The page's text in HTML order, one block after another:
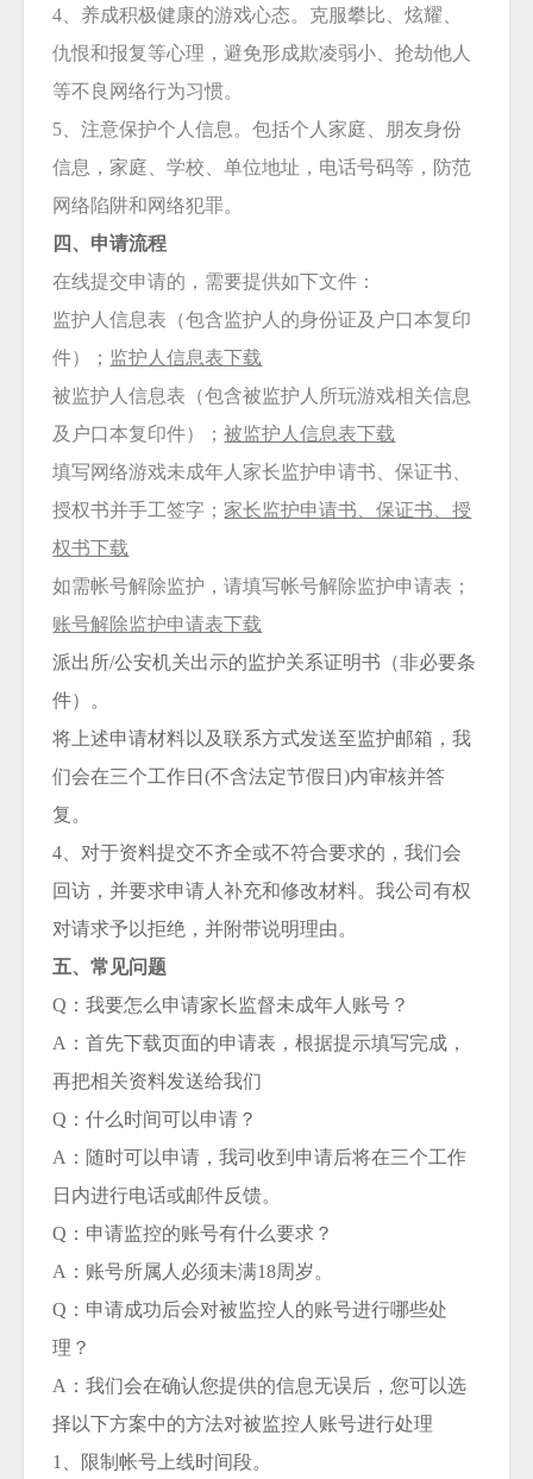
4、养成积极健康的游戏心态。克服攀比、炫耀、
仇恨和报复等心理，避免形成欺凌弱小、抢劫他人
等不良网络行为习惯。
5、注意保护个人信息。包括个人家庭、朋友身份
信息，家庭、学校、单位地址，电话号码等，防范
网络陷阱和网络犯罪。
四、申请流程
在线提交申请的，需要提供如下文件：
监护人信息表（包含监护人的身份证及户口本复印
件）； 监护人信息表下载
被监护人信息表（包含被监护人所玩游戏相关信息
及户口本复印件）；被监护人信息表下载
填写网络游戏未成年人家长监护申请书、保证书、
授权书并手工签字； 家长监护申请书、保证书、授
权书下载
如需帐号解除监护，请填写帐号解除监护申请表；
账号解除监护申请表下载
派出所/公安机关出示的监护关系证明书（非必要条
件）。
将上述申请材料以及联系方式发送至监护邮箱，我
们会在三个工作日(不含法定节假日)内审核并答
复。
4、对于资料提交不齐全或不符合要求的，我们会
回访，并要求申请人补充和修改材料。我公司有权
对请求予以拒绝，并附带说明理由。
五、常见问题
Q：我要怎么申请家长监督未成年人账号？
A：首先下载页面的申请表，根据提示填写完成，
再把相关资料发送给我们
Q：什么时间可以申请？
A：随时可以申请，我司收到申请后将在三个工作
日内进行电话或邮件反馈。
Q：申请监控的账号有什么要求？
A：账号所属人必须未满18周岁。
Q：申请成功后会对被监控人的账号进行哪些处
理？
A：我们会在确认您提供的信息无误后，您可以选
择以下方案中的方法对被监控人账号进行处理
1、限制帐号上线时间段。